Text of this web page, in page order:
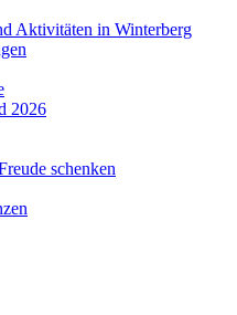
Aktivitäten in Winterberg
2026
schenken